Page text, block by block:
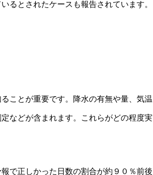
るとされたケースも報告されています。
ことが重要です。降水の有無や量、気温
などが含まれます。これらがどの程度実
で正しかった日数の割合が約９０％前後